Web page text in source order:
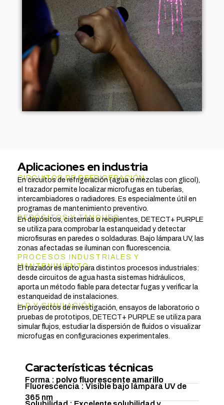
Aplicaciones en industria
CIRCUITOS DE REFRIGERACIÓN
En circuitos de refrigeración (agua o mezclas con glicol),
el trazador permite localizar microfugas en tuberías,
intercambiadores o radiadores. Es especialmente útil en
programas de mantenimiento preventivo.
DEPÓSITOS Y TANQUES
En depósitos, cisternas o recipientes, DETECT+ PURPLE
se utiliza para comprobar la estanqueidad y detectar
microfisuras en paredes o soldaduras. Bajo lámpara UV, las
zonas afectadas se iluminan con fluorescencia.
PROCESOS INDUSTRIALES Y
MANTENIMIENTO
El trazador es apto para distintos procesos industriales:
desde circuitos de agua hasta sistemas hidráulicos,
aporta un método fiable para detectar fugas y verificar la
estanqueidad de instalaciones.
I+D Y SIMULACIÓN
En proyectos de investigación, ensayos de laboratorio o
pruebas de prototipos, DETECT+ PURPLE se utiliza para
simular flujos, estudiar la dispersión de fluidos o visualizar
microfugas en configuraciones experimentales.
Características técnicas
Forma : polvo fluorescente amarillo
Fluorescencia : Visible bajo lámpara UV de
365 nm